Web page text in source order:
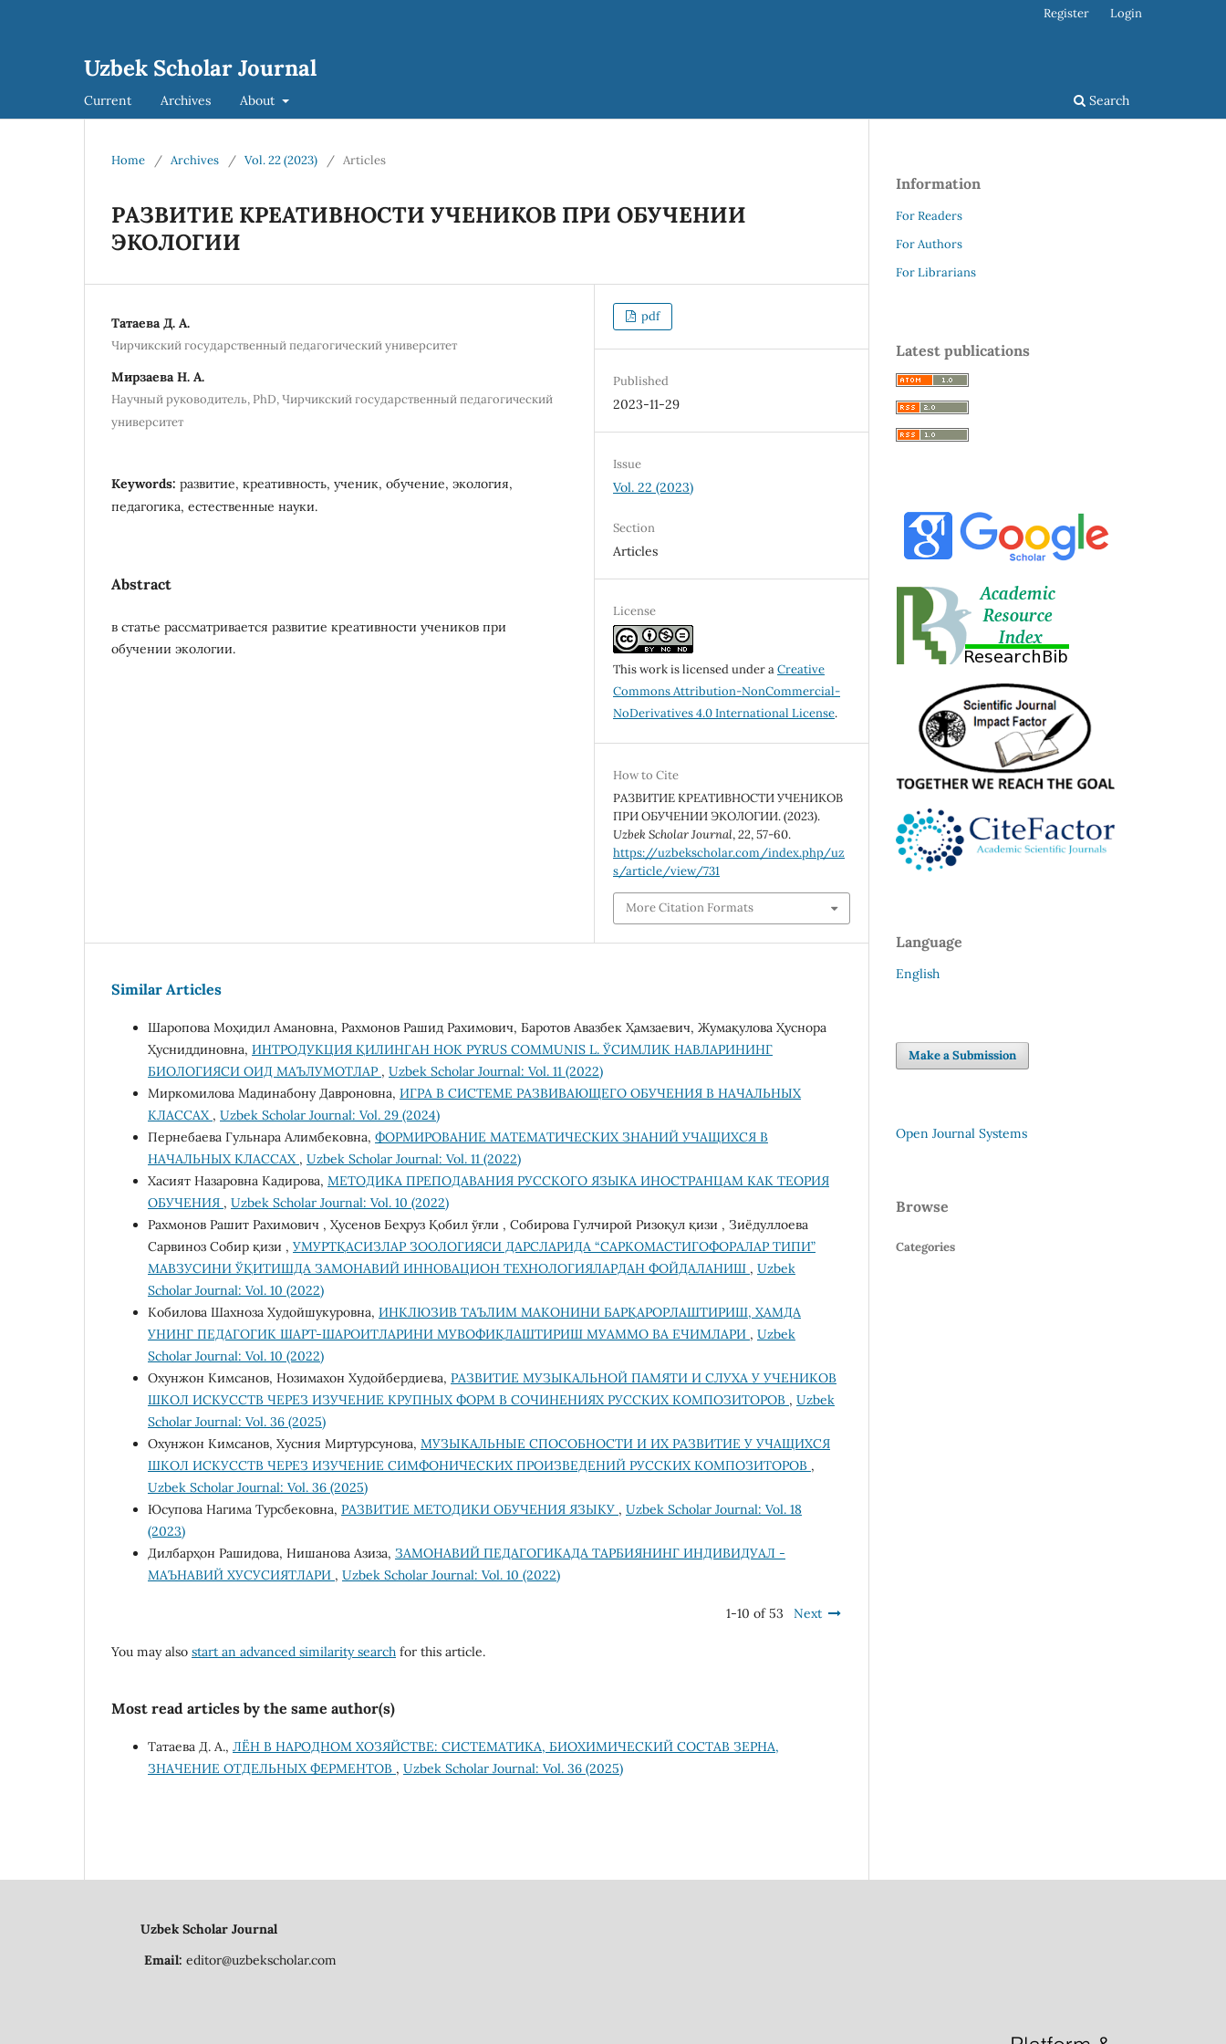
Uzbek Scholar Journal
Current Archives About Search
Register Login
Home / Archives / Vol. 22 (2023) / Articles
РАЗВИТИЕ КРЕАТИВНОСТИ УЧЕНИКОВ ПРИ ОБУЧЕНИИ
ЭКОЛОГИИ
Татаева Д. А.
Чирчикский государственный педагогический университет
Мирзаева Н. А.
Научный руководитель, PhD, Чирчикский государственный педагогический
университет
Keywords: развитие, креативность, ученик, обучение, экология,
педагогика, естественные науки.
Abstract
в статье рассматривается развитие креативности учеников при
обучении экологии.
pdf
Published
2023-11-29
Issue
Vol. 22 (2023)
Section
Articles
License
This work is licensed under aCreative
Commons Attribution-NonCommercial-
NoDerivatives 4.0 International License.
How to Cite
РАЗВИТИЕ КРЕАТИВНОСТИ УЧЕНИКОВ
ПРИ ОБУЧЕНИИ ЭКОЛОГИИ. (2023).
Uzbek Scholar Journal,22, 57-60.
https://uzbekscholar.com/index.php/uz
s/article/view/731
More Citation Formats
Similar Articles
Шаропова Моҳидил Амановна, Рахмонов Рашид Рахимович, Баротов Авазбек Ҳамзаевич, Жумақулова Ҳуснора
Ҳусниддиновна, ИНТРОДУКЦИЯ ҚИЛИНГАН НОК PYRUS COMMUNIS L. ЎСИМЛИК НАВЛАРИНИНГ
БИОЛОГИЯСИ ОИД МАЪЛУМОТЛАР , Uzbek Scholar Journal: Vol. 11 (2022)
Миркомилова Мадинабону Давроновна, ИГРА В СИСТЕМЕ РАЗВИВАЮЩЕГО ОБУЧЕНИЯ В НАЧАЛЬНЫХ
КЛАССАХ , Uzbek Scholar Journal: Vol. 29 (2024)
Пернебаева Гульнара Алимбековна, ФОРМИРОВАНИЕ МАТЕМАТИЧЕСКИХ ЗНАНИЙ УЧАЩИХСЯ В
НАЧАЛЬНЫХ КЛАССАХ , Uzbek Scholar Journal: Vol. 11 (2022)
Хасият Назаровна Кадирова, МЕТОДИКА ПРЕПОДАВАНИЯ РУССКОГО ЯЗЫКА ИНОСТРАНЦАМ КАК ТЕОРИЯ
ОБУЧЕНИЯ , Uzbek Scholar Journal: Vol. 10 (2022)
Рахмонов Рашит Рахимович , Ҳусенов Беҳруз Қобил ўғли , Собирова Гулчирой Ризоқул қизи , Зиёдуллоева
Сарвиноз Собир қизи , УМУРТҚАСИЗЛАР ЗООЛОГИЯСИ ДАРСЛАРИДА “САРКОМАСТИГОФОРАЛАР ТИПИ”
МАВЗУСИНИ ЎҚИТИШДА ЗАМОНАВИЙ ИННОВАЦИОН ТЕХНОЛОГИЯЛАРДАН ФОЙДАЛАНИШ , Uzbek
Scholar Journal: Vol. 10 (2022)
Кобилова Шахноза Худойшукуровна, ИНКЛЮЗИВ ТАЪЛИМ МАКОНИНИ БАРҚАРОРЛАШТИРИШ, ҲАМДА
УНИНГ ПЕДАГОГИК ШАРТ-ШАРОИТЛАРИНИ МУВОФИҚЛАШТИРИШ МУАММО ВА ЕЧИМЛАРИ , Uzbek
Scholar Journal: Vol. 10 (2022)
Охунжон Кимсанов, Нозимахон Худойбердиева, РАЗВИТИЕ МУЗЫКАЛЬНОЙ ПАМЯТИ И СЛУХА У УЧЕНИКОВ
ШКОЛ ИСКУССТВ ЧЕРЕЗ ИЗУЧЕНИЕ КРУПНЫХ ФОРМ В СОЧИНЕНИЯХ РУССКИХ КОМПОЗИТОРОВ , Uzbek
Scholar Journal: Vol. 36 (2025)
Охунжон Кимсанов, Хусния Миртурсунова, МУЗЫКАЛЬНЫЕ СПОСОБНОСТИ И ИХ РАЗВИТИЕ У УЧАЩИХСЯ
ШКОЛ ИСКУССТВ ЧЕРЕЗ ИЗУЧЕНИЕ СИМФОНИЧЕСКИХ ПРОИЗВЕДЕНИЙ РУССКИХ КОМПОЗИТОРОВ ,
Uzbek Scholar Journal: Vol. 36 (2025)
Юсупова Нагима Турсбековна, РАЗВИТИЕ МЕТОДИКИ ОБУЧЕНИЯ ЯЗЫКУ , Uzbek Scholar Journal: Vol. 18
(2023)
Дилбарҳон Рашидова, Нишанова Азиза, ЗАМОНАВИЙ ПЕДАГОГИКАДА ТАРБИЯНИНГ ИНДИВИДУАЛ -
МАЪНАВИЙ ХУСУСИЯТЛАРИ , Uzbek Scholar Journal: Vol. 10 (2022)
1-10 of 53 Next
You may also start an advanced similarity search for this article.
Most read articles by the same author(s)
Татаева Д. А., ЛЁН В НАРОДНОМ ХОЗЯЙСТВЕ: СИСТЕМАТИКА, БИОХИМИЧЕСКИЙ СОСТАВ ЗЕРНА,
ЗНАЧЕНИЕ ОТДЕЛЬНЫХ ФЕРМЕНТОВ , Uzbek Scholar Journal: Vol. 36 (2025)
Information
For Readers
For Authors
For Librarians
Latest publications
Language
English
Make a Submission
Open Journal Systems
Browse
Categories
Uzbek Scholar Journal
Email: editor@uzbekscholar.com